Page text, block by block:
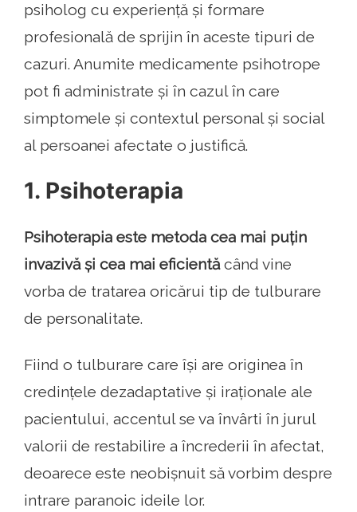
psiholog cu experiență și formare
profesională de sprijin în aceste tipuri de
cazuri. Anumite medicamente psihotrope
pot fi administrate și în cazul în care
simptomele și contextul personal și social
al persoanei afectate o justifică.
1. Psihoterapia
Psihoterapia este metoda cea mai puțin
invazivă și cea mai eficientăcând vine
vorba de tratarea oricărui tip de tulburare
de personalitate.
Fiind o tulburare care își are originea în
credințele dezadaptative și iraționale ale
pacientului, accentul se va învârti în jurul
valorii de restabilire a încrederii în afectat,
deoarece este neobișnuit să vorbim despre
intrare paranoic ideile lor.